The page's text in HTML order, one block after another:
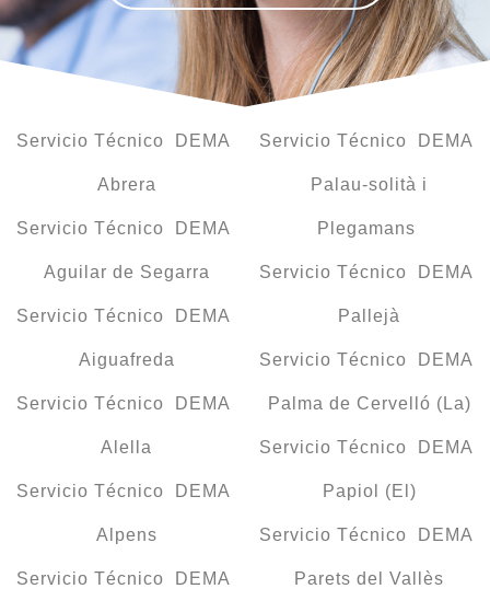
Servicio Técnico DEMA
Abrera
Servicio Técnico DEMA
Aguilar de Segarra
Servicio Técnico DEMA
Aiguafreda
Servicio Técnico DEMA
Alella
Servicio Técnico DEMA
Alpens
Servicio Técnico DEMA
Servicio Técnico DEMA
Palau-solità i
Plegamans
Servicio Técnico DEMA
Pallejà
Servicio Técnico DEMA
Palma de Cervelló (La)
Servicio Técnico DEMA
Papiol (El)
Servicio Técnico DEMA
Parets del Vallès